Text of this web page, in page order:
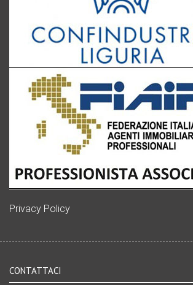
Privacy Policy
CONTATTACI